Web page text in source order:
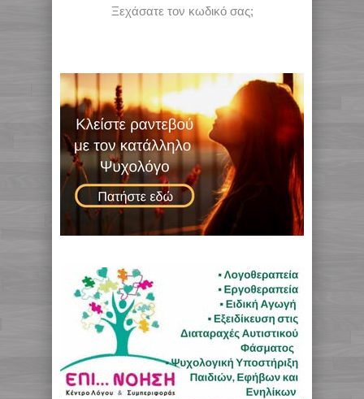
Ξεχάσατε τον κωδικό σας;